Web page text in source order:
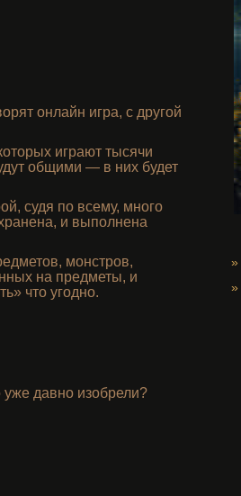
»
»
онлайн игра, с другой
играют тысячи
общими — в них будет
судя по всему, много
и выполнена
монстров,
на предметы, и
что угодно.
уже давно изобрели?